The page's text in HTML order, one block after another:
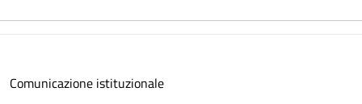
Comunicazione istituzionale